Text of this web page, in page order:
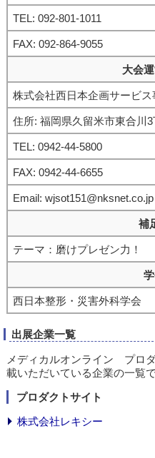
TEL: 092-801-1011
FAX: 092-864-9055
大会
株式会社西日本企画サービス
住所: 福岡県久留米市東合川
TEL: 0942-44-5800
FAX: 0942-44-6655
Email: wjsot151@nksnet.co.jp
補
テーマ：磨けプレゼン力！
西日本整形・災害外科学会
出展企業一覧
メディカルオンライン プロ
載いただいている企業の一覧
プロダクトサイト
株式会社レキシー